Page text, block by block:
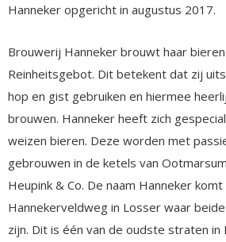
Hanneker opgericht in augustus 2017.
Brouwerij Hanneker brouwt haar
Reinheitsgebot. Dit betekent dat zij
hop en gist gebruiken en hiermee
brouwen. Hanneker heeft zich
weizen bieren. Deze worden met
gebrouwen in de ketels van
Heupink & Co. De naam Hanneker komt
Hannekerveldweg in Losser waar
zijn. Dit is één van de oudste straten in